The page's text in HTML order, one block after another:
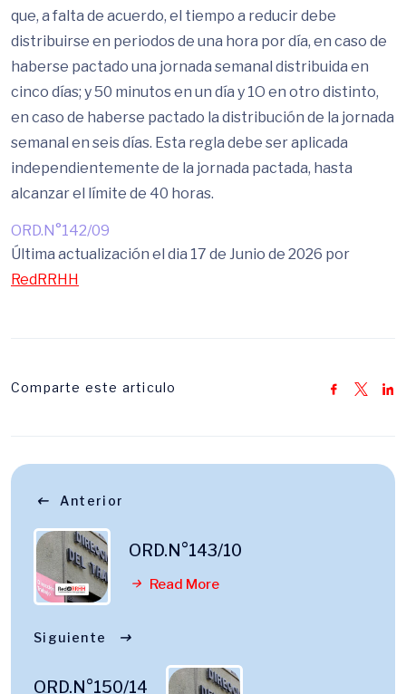
que, a falta de acuerdo, el tiempo a reducir debe
distribuirse en periodos de una hora por día, en caso de
haberse pactado una jornada semanal distribuida en
cinco días; y 50 minutos en un día y 1O en otro distinto,
en caso de haberse pactado la distribución de la jornada
semanal en seis días. Esta regla debe ser aplicada
independientemente de la jornada pactada, hasta
alcanzar el límite de 40 horas.
ORD.N°142/09
Última actualización el dia 17 de Junio de 2026 por
RedRRHH
Comparte este articulo
Anterior
ORD.N°143/10
Read More
Siguiente
ORD.N°150/14